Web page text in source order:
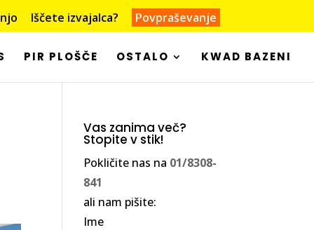
Iščete izvajalca? Povpraševanje
PIR PLOŠČE OSTALO KWAD BAZENI
Vas zanima več?
Stopite v stik!
Pokličite nas na 01/8308-
841
ali nam pišite:
Ime